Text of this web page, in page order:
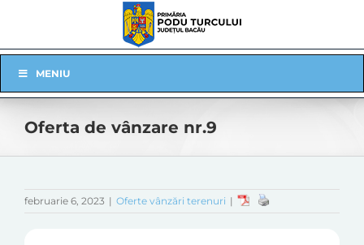
Navigation
MENIU
Oferta de vânzare nr.9
februarie 6, 2023 | Oferte vânzări terenuri |